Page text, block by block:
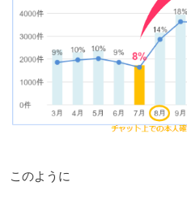
このように